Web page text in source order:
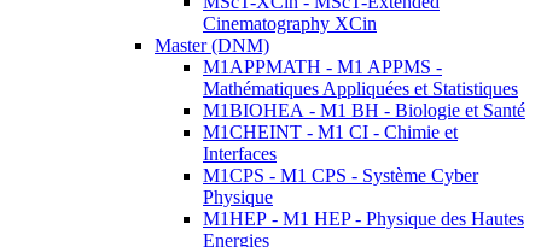
Cinematography XCin
Master (DNM)
M1APPMATH - M1 APPMS -
Mathématiques Appliquées et Statistiques
M1BIOHEA - M1 BH - Biologie et Santé
M1CHEINT - M1 CI - Chimie et
Interfaces
M1CPS - M1 CPS - Système Cyber
Physique
M1HEP - M1 HEP - Physique des Hautes
Energies